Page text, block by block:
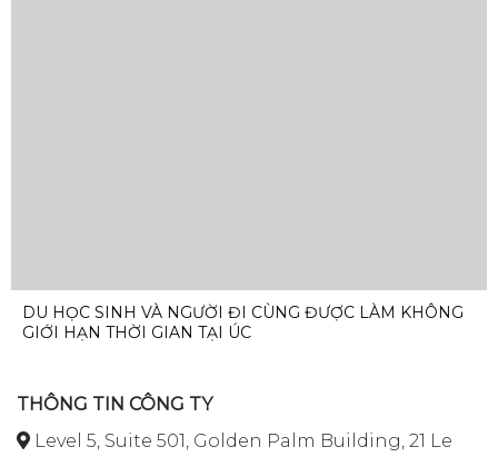
DU HỌC SINH VÀ NGƯỜI ĐI CÙNG ĐƯỢC LÀM KHÔNG
GIỚI HẠN THỜI GIAN TẠI ÚC
THÔNG TIN CÔNG TY
Level 5, Suite 501, Golden Palm Building, 21 Le